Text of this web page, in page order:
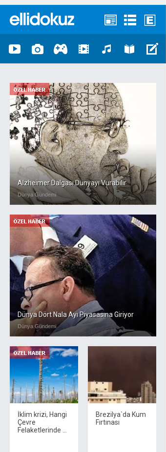
Alzheimer Dalgası Dünyayı Vurabilir
Dünya Gündemi
Dünya Dört Nala Ayı Piyasasına Giriyor
Dünya Gündemi
İklim krizi, Hangi
Çevre
Felaketlerinde ...
Brezilya`da Kum
Fırtınası